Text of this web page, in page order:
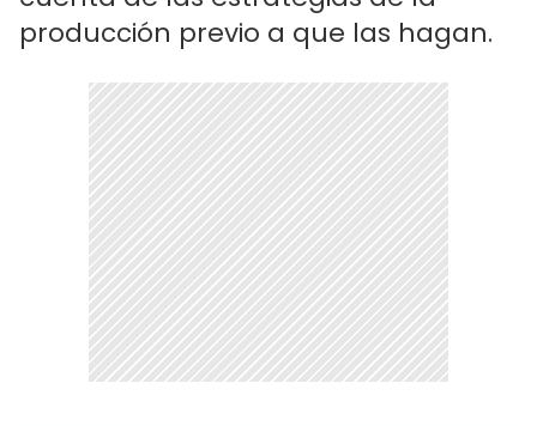
producción previo a que las hagan.